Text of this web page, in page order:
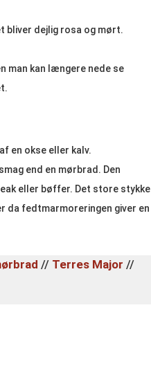
bliver dejlig rosa og mørt.
man kan længere nede se
en okse eller kalv.
end en mørbrad. Den
eller bøffer. Det store stykke
da fedtmarmoreringen giver en
// Terres Major //